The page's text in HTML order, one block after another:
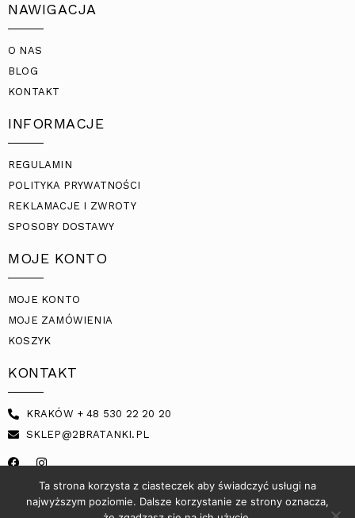
NAWIGACJA
O NAS
BLOG
KONTAKT
INFORMACJE
REGULAMIN
POLITYKA PRYWATNOŚCI
REKLAMACJE I ZWROTY
SPOSOBY DOSTAWY
MOJE KONTO
MOJE KONTO
MOJE ZAMÓWIENIA
KOSZYK
KONTAKT
KRAKÓW + 48 530 22 20 20
SKLEP@2BRATANKI.PL
Ta strona korzysta z ciasteczek aby świadczyć usługi na
najwyższym poziomie. Dalsze korzystanie ze strony oznacza,